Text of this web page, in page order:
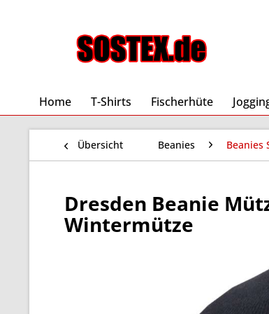
Home T-Shirts Fischerhüte
Übersicht Beanies Beanies
Dresden Beanie
Wintermütze